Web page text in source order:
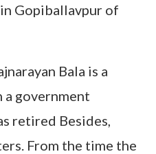
in Gopiballavpur of
Bala is a
government
retired Besides,
From the time the